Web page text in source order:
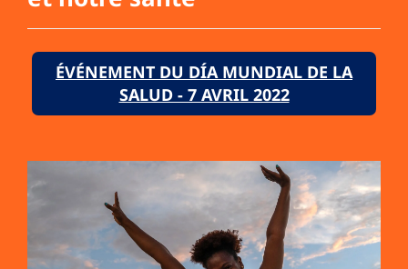
ÉVÉNEMENT DU DÍA MUNDIAL DE LA
SALUD - 7 AVRIL 2022